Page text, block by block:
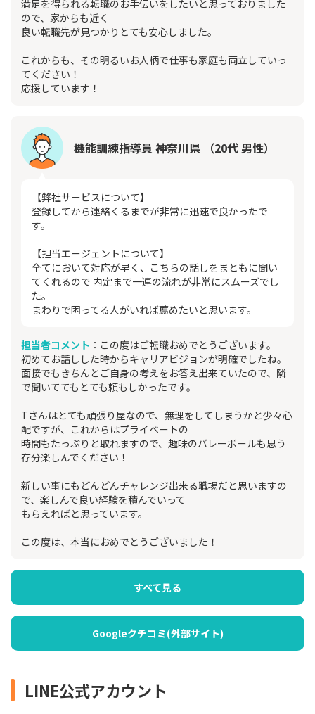
満足を得られる転職のお手伝いをしたいと思っておりました
ので、家からも近く
良い転職先が見つかりとても安心しました。
これからも、その明るいお人柄で仕事も家庭も両立していっ
てください！
応援しています！
機能訓練指導員 神奈川県 （20代 男性）
【弊社サービスについて】
登録してから連絡くるまでが非常に迅速で良かったで
す。
【担当エージェントについて】
全てにおいて対応が早く、こちらの話しをまともに聞い
てくれるので 内定まで一連の流れが非常にスムーズでし
た。
まわりで困ってる人がいれば薦めたいと思います。
担当者コメント ：この度はご転職おめでとうございます。
初めてお話しした時からキャリアビジョンが明確でしたね。
面接でもきちんとご自身の考えをお答え出来ていたので、隣
で聞いててもとても頼もしかったです。
Tさんはとても頑張り屋なので、無理をしてしまうかと少々心
配ですが、これからはプライベートの
時間もたっぷりと取れますので、趣味のバレーボールも思う
存分楽しんでください！
新しい事にもどんどんチャレンジ出来る職場だと思いますの
で、楽しんで良い経験を積んでいって
もらえればと思っています。
この度は、本当におめでとうございました！
すべて見る
Googleクチコミ(外部サイト)
LINE公式アカウント